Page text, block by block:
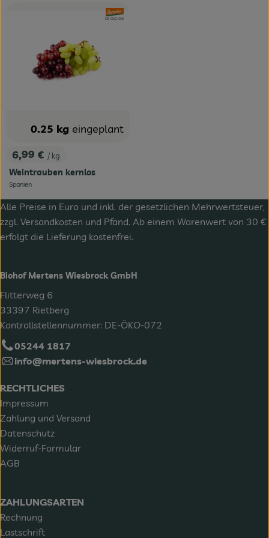
, Preis:
6,99 € / kg
Weintrauben kernlos
, Herkunft:
Spanien
0.25 kg eingeplant
, Verband:
, Kontrollstelle:
DE-ÖKO-003
Alle Preise in Euro und inkl. der gesetzlichen Mehrwertsteuer,
zzgl. Versandkosten und Pfand. Ab einem Warenwert von 30 €
erfolgt die Lieferung kostenfrei.
Biohof Mertens Wiesbrock GmbH
Flitterweg 6
33397 Rietberg
Kontrollstellennummer: DE-ÖKO-072
05244 1817
info@mertens-wiesbrock.de
RECHTLICHES
Impressum
Zahlung und Versand
Datenschutz
Widerruf-Formular
AGB
ZAHLUNGSARTEN
Rechnung
Lastschrift